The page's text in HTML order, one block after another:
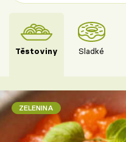
Těstoviny Sladké
ZELENINA